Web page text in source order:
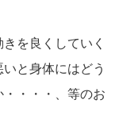
を良くしていく
と身体にはどう
・・・、等のお